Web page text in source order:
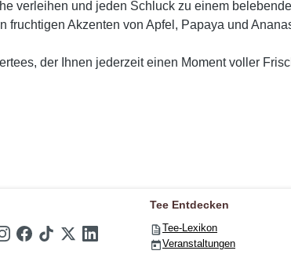
verleihen und jeden Schluck zu einem
fruchtigen Akzenten von Apfel, Papaya und
der Ihnen jederzeit einen Moment voller
Tee Entdecken
Tee-Lexikon
Veranstaltungen